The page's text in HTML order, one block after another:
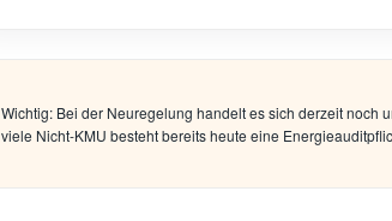
Wichtig: Bei der Neuregelung handelt es sich derzeit noch
viele Nicht-KMU besteht bereits heute eine